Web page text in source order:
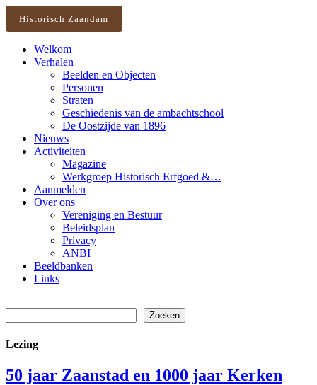
Historisch Zaandam
Welkom
Verhalen
Beelden en Objecten
Personen
Straten
Geschiedenis van de ambachtschool
De Oostzijde van 1896
Nieuws
Activiteiten
Magazine
Werkgroep Historisch Erfgoed &…
Aanmelden
Over ons
Vereniging en Bestuur
Beleidsplan
Privacy
ANBI
Beeldbanken
Links
Zoeken
Lezing
50 jaar Zaanstad en 1000 jaar Kerken